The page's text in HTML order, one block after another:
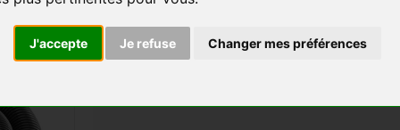
J'accepte Je refuse Changer mes préférences
KARCHER